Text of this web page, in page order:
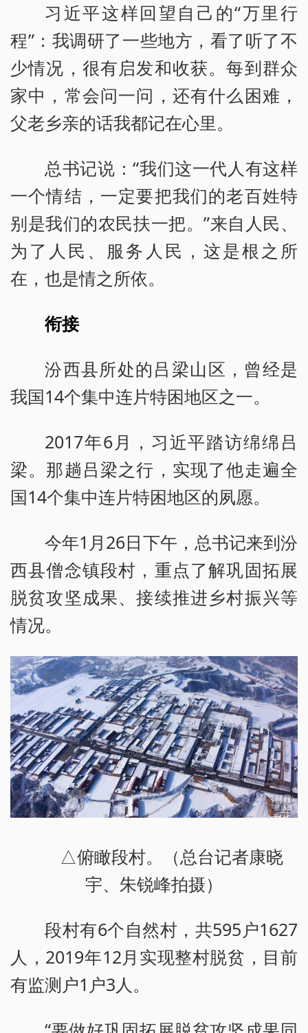
习近平这样回望自己的“万里行
程”：我调研了一些地方，看了听了不
少情况，很有启发和收获。每到群众
家中，常会问一问，还有什么困难，
父老乡亲的话我都记在心里。
总书记说：“我们这一代人有这样
一个情结，一定要把我们的老百姓特
别是我们的农民扶一把。”来自人民、
为了人民、服务人民，这是根之所
在，也是情之所依。
衔接
汾西县所处的吕梁山区，曾经是
我国14个集中连片特困地区之一。
2017年6月，习近平踏访绵绵吕
梁。那趟吕梁之行，实现了他走遍全
国14个集中连片特困地区的夙愿。
今年1月26日下午，总书记来到汾
西县僧念镇段村，重点了解巩固拓展
脱贫攻坚成果、接续推进乡村振兴等
情况。
△俯瞰段村。（总台记者康晓
宇、朱锐峰拍摄）
段村有6个自然村，共595户1627
人，2019年12月实现整村脱贫，目前
有监测户1户3人。